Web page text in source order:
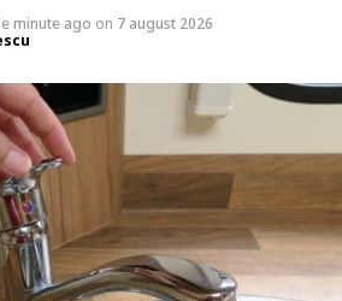
minute ago on 7 august 2026